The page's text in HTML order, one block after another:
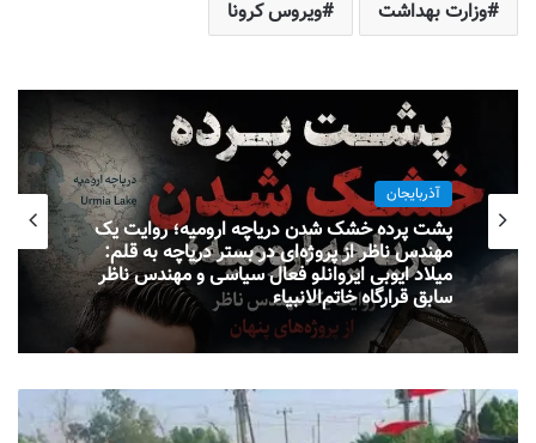
وزارت بهداشت
ویروس کرونا
آذربایجان
پشت پرده خشک شدن دریاچه ارومیه؛ روایت یک
مهندس ناظر از پروژه‌ای در بستر دریاچه به قلم:
میلاد ایوبی ایروانلو فعال سیاسی و مهندس ناظر
سابق قرارگاه خاتم‌الانبیاء